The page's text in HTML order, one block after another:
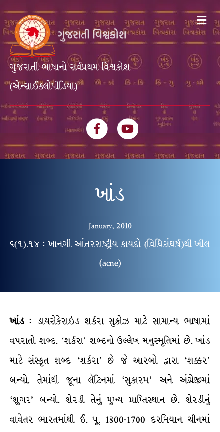
ગુજરાતી ભાષાનો સર્વપ્રથમ વિશ્વકોશ
(એન્સાઈક્લોપીડિયા)
FacebookYoutube
ખાંડ
January, 2010
૬(૧).૧૪ : ખાનગી આંતરરાષ્ટ્રીય કાયદો (વિધિસંઘર્ષ)થી ખીલ
(acne)
ખાંડ : ડાયસેકેરાઇડ શર્કરા સુક્રોઝ માટે સામાન્ય ભાષામાં
વપરાતો શબ્દ. ‘શર્કરા’ શબ્દનો ઉલ્લેખ મનુસ્મૃતિમાં છે. ખાંડ
માટે સંસ્કૃત શબ્દ ‘શર્કરા’ છે જે આરબો દ્વારા ‘શક્કર’
બન્યો. તેમાંથી જૂના લૅટિનમાં ‘સુકારમ’ અને અંગ્રેજીમાં
‘શુગર’ બન્યો. શેરડી તેનું મુખ્ય પ્રાપ્તિસ્થાન છે. શેરડીનું
વાવેતર ભારતમાંથી ઈ. પૂ. 1800-1700 દરમિયાન ચીનમાં